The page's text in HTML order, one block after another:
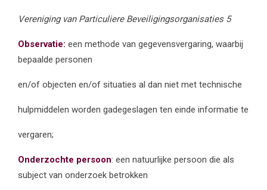
Vereniging van Particuliere Beveiligingsorganisaties 5
Observatie: een methode van gegevensvergaring, waarbij
bepaalde personen
en/of objecten en/of situaties al dan niet met technische
hulpmiddelen worden gadegeslagen ten einde informatie te
vergaren;
Onderzochte persoon: een natuurlijke persoon die als
subject van onderzoek betrokken